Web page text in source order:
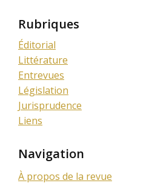
Rubriques
Éditorial
Littérature
Entrevues
Législation
Jurisprudence
Liens
Navigation
À propos de la revue